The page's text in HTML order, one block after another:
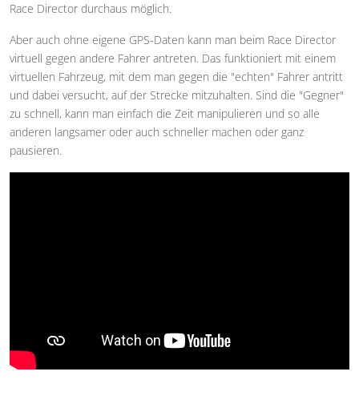
Race Director durchaus möglich.
Aber auch ohne eigene GPS-Daten kann man beim Race Director
virtuell gegen andere Fahrer antreten. Das funktioniert mit einem
virtuellen Fahrzeug, mit dem man gegen die "echten" Fahrer antritt
und dabei versucht, auf der Strecke mitzuhalten. Sind die "Gegner"
zu schnell, kann man einfach die Zeit manipulieren und so alle
anderen langsamer oder auch schneller machen oder ganz
pausieren.